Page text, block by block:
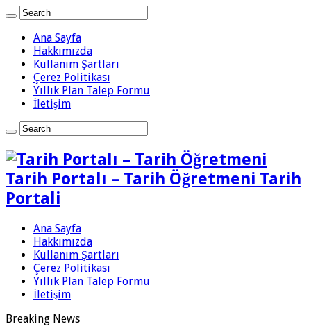
Ana Sayfa
Hakkımızda
Kullanım Şartları
Çerez Politikası
Yıllık Plan Talep Formu
İletişim
Tarih Portalı – Tarih Öğretmeni Tarih
Portali
Ana Sayfa
Hakkımızda
Kullanım Şartları
Çerez Politikası
Yıllık Plan Talep Formu
İletişim
Breaking News